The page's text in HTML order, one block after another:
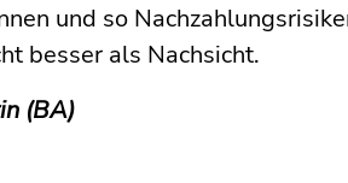
und so
besser als Nachsicht.
(BA)